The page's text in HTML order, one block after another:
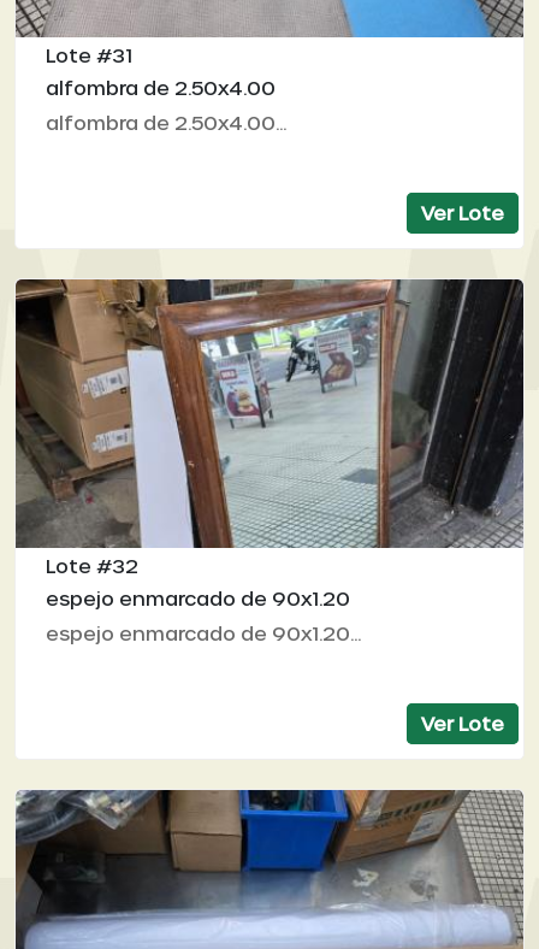
Lote #31
alfombra de 2.50x4.00
alfombra de 2.50x4.00...
Ver Lote
Lote #32
espejo enmarcado de 90x1.20
espejo enmarcado de 90x1.20...
Ver Lote